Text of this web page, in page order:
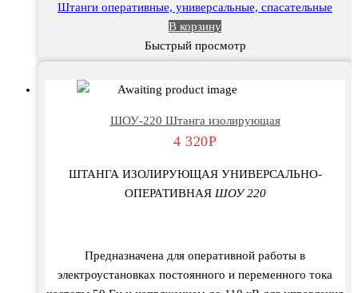
Штанги оперативные, универсальные, спасательные
В корзину
Быстрый просмотр
ШОУ-220 Штанга изолирующая
4 320Р
ШТАНГА ИЗОЛИРУЮЩАЯ УНИВЕРСАЛЬНО-
ОПЕРАТИВНАЯ ШОУ 220
Предназначена для оперативной работы в
электроустановках постоянного и переменного тока